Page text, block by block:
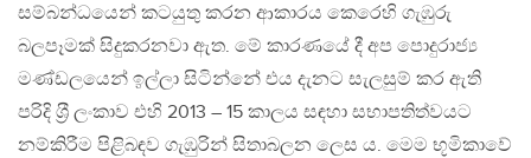
සම්බන්ධයෙන් කටයුතු කරන ආකාරය කෙරෙහි ගැඹුරු
බලපෑමක් සිදුකරනවා ඇත. මේ කාරණයේ දී අප පොදුරාජ්‍ය
මණ්ඩලයෙන් ඉල්ලා සිටින්නේ එය දැනට සැලසුම් කර ඇති
පරිදි ශ‍්‍රී ලංකාව එහි 2013 – 15 කාලය සඳහා සභාපතිත්වයට
නම්කිරීම පිළිබඳව ගැඹුරින් සිතාබලන ලෙස ය. මෙම භූමිකාවේ